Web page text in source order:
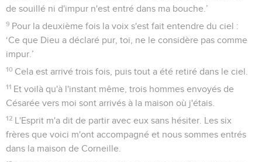
de souillé ni d'impur n'est entré dans ma bouche.’
9 Pour la deuxième fois la voix s'est fait entendre du ciel :
‘Ce que Dieu a déclaré pur, toi, ne le considère pas comme
impur.’
10 Cela est arrivé trois fois, puis tout a été retiré dans le ciel.
11 Et voilà qu'à l'instant même, trois hommes envoyés de
Césarée vers moi sont arrivés à la maison où j'étais.
12 L'Esprit m'a dit de partir avec eux sans hésiter. Les six
frères que voici m'ont accompagné et nous sommes entrés
dans la maison de Corneille.